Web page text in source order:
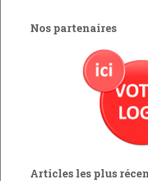
rNos partenaires
Articles les plus